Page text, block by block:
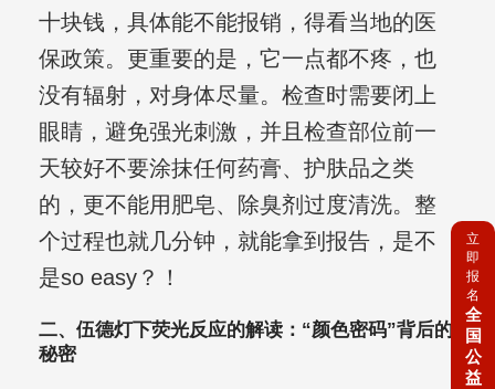
十块钱，具体能不能报销，得看当地的医
保政策。更重要的是，它一点都不疼，也
没有辐射，对身体尽量。检查时需要闭上
眼睛，避免强光刺激，并且检查部位前一
天较好不要涂抹任何药膏、护肤品之类
的，更不能用肥皂、除臭剂过度清洗。整
个过程也就几分钟，就能拿到报告，是不
是so easy？！
二、伍德灯下荧光反应的解读：“颜色密码”背后的
秘密
立
即
报
名
全
国
公
益